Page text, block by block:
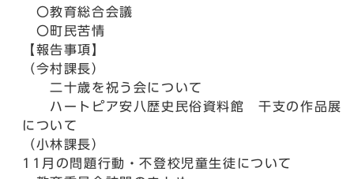
〇教育総合会議
〇町民苦情
【報告事項】
（今村課長）
二十歳を祝う会について
ハートピア安八歴史民俗資料館 干支の作品展
について
（小林課長）
11月の問題行動・不登校児童生徒について